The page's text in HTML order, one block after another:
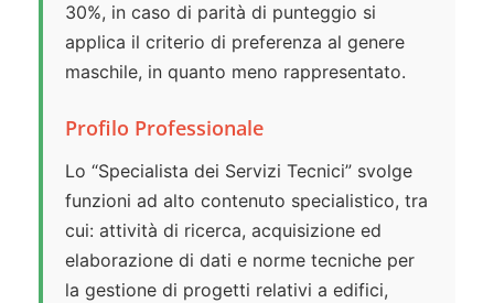
30%, in caso di parità di punteggio si
applica il criterio di preferenza al genere
maschile, in quanto meno rappresentato.
Profilo Professionale
Lo “Specialista dei Servizi Tecnici” svolge
funzioni ad alto contenuto specialistico, tra
cui: attività di ricerca, acquisizione ed
elaborazione di dati e norme tecniche per
la gestione di progetti relativi a edifici,